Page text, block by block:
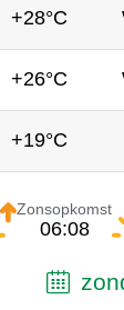
+28°C
+26°C
+19°C
Zonsopkomst
06:08